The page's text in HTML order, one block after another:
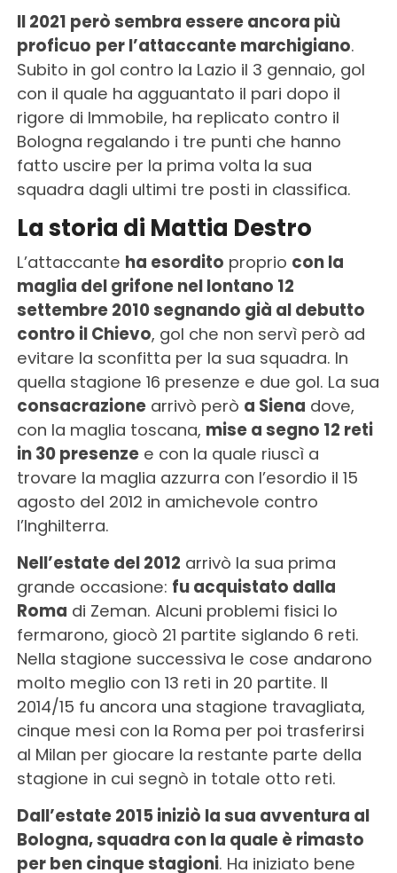
Il 2021 però sembra essere ancora più
proficuo per l’attaccante marchigiano.
Subito in gol contro la Lazio il 3 gennaio, gol
con il quale ha agguantato il pari dopo il
rigore di Immobile, ha replicato contro il
Bologna regalando i tre punti che hanno
fatto uscire per la prima volta la sua
squadra dagli ultimi tre posti in classifica.
La storia di Mattia Destro
L’attaccante ha esordito proprio con la
maglia del grifone nel lontano 12
settembre 2010 segnando già al debutto
contro il Chievo, gol che non servì però ad
evitare la sconfitta per la sua squadra. In
quella stagione 16 presenze e due gol. La sua
consacrazionearrivò però a Siena dove,
con la maglia toscana, mise a segno 12 reti
in 30 presenzee con la quale riuscì a
trovare la maglia azzurra con l’esordio il 15
agosto del 2012 in amichevole contro
l’Inghilterra.
Nell’estate del 2012 arrivò la sua prima
grande occasione: fu acquistato dalla
Roma di Zeman. Alcuni problemi fisici lo
fermarono, giocò 21 partite siglando 6 reti.
Nella stagione successiva le cose andarono
molto meglio con 13 reti in 20 partite. Il
2014/15 fu ancora una stagione travagliata,
cinque mesi con la Roma per poi trasferirsi
al Milan per giocare la restante parte della
stagione in cui segnò in totale otto reti.
Dall’estate 2015 iniziò la sua avventura al
Bologna, squadra con la quale è rimasto
per ben cinque stagioni. Ha iniziato bene